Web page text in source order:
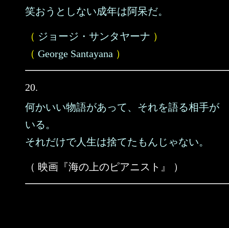
笑おうとしない成年は阿呆だ。
（ ジョージ・サンタヤーナ ）
（ George Santayana ）
20.
何かいい物語があって、それを語る相手が
いる。
それだけで人生は捨てたもんじゃない。
（ 映画『海の上のピアニスト』 ）